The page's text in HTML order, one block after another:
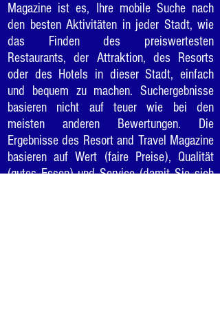
Magazine ist es, Ihre mobile Suche nach
den besten Aktivitäten in jeder Stadt, wie
das Finden des preiswertesten
Restaurants, der Attraktion, des Resorts
oder des Hotels in dieser Stadt, einfach
und bequem zu machen. Suchergebnisse
basieren nicht auf teuer wie bei den
meisten anderen Bewertungen. Die
Ergebnisse des Resort and Travel Magazine
basieren auf Wert (faire Preise), Qualität
(gutes Essen) und Service (damit Sie sich